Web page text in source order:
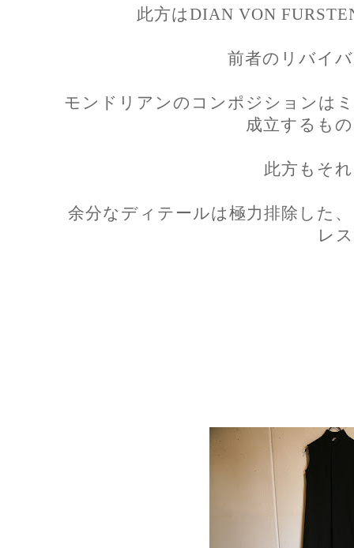
此方はDIAN VON
前者のリバイ
モンドリアンのコンポジションは
成立するも
此方もそ
余分なディテールは極力排除した
レス